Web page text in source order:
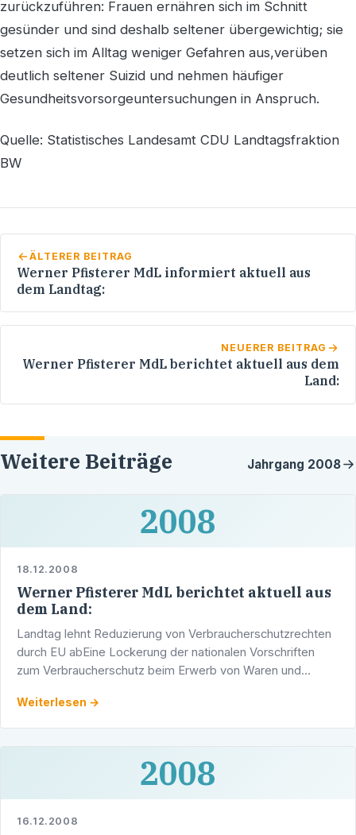
zurückzuführen: Frauen ernähren sich im Schnitt
gesünder und sind deshalb seltener übergewichtig; sie
setzen sich im Alltag weniger Gefahren aus,verüben
deutlich seltener Suizid und nehmen häufiger
Gesundheitsvorsorgeuntersuchungen in Anspruch.
Quelle: Statistisches Landesamt CDU Landtagsfraktion
BW
ÄLTERER BEITRAG
Werner Pfisterer MdL informiert aktuell aus
dem Landtag:
NEUERER BEITRAG
Werner Pfisterer MdL berichtet aktuell aus dem
Land:
Weitere Beiträge Jahrgang 2008
2008
18.12.2008
Werner Pfisterer MdL berichtet aktuell aus
dem Land:
Landtag lehnt Reduzierung von Verbraucherschutzrechten
durch EU abEine Lockerung der nationalen Vorschriften
zum Verbraucherschutz beim Erwerb von Waren und
Weiterlesen →
2008
16.12.2008